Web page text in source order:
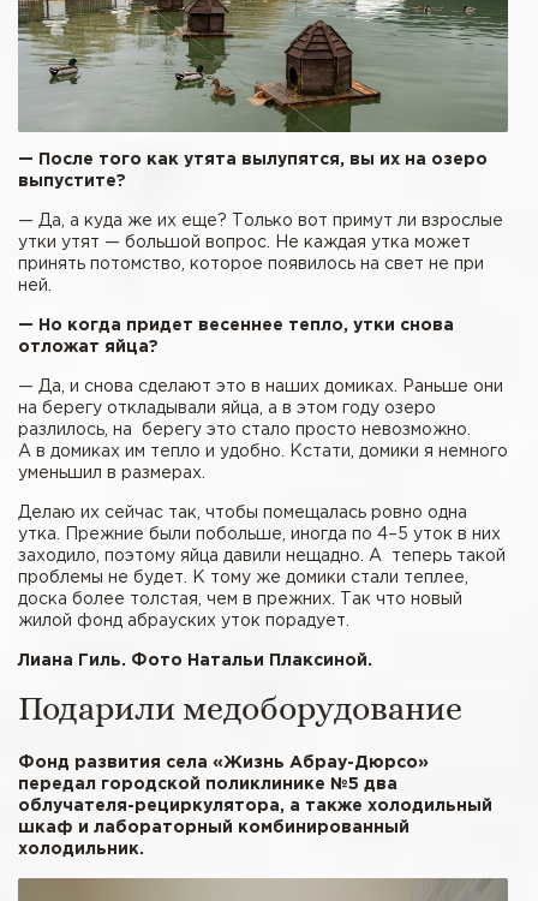
— После того как утята вылупятся, вы их на озеро
выпустите?
— Да, а куда же их еще? Только вот примут ли взрослые
утки утят — большой вопрос. Не каждая утка может
принять потомство, которое появилось на свет не при
ней.
— Но когда придет весеннее тепло, утки снова
отложат яйца?
— Да, и снова сделают это в наших домиках. Раньше они
на берегу откладывали яйца, а в этом году озеро
разлилось, на берегу это стало просто невозможно.
А в домиках им тепло и удобно. Кстати, домики я немного
уменьшил в размерах.
Делаю их сейчас так, чтобы помещалась ровно одна
утка. Прежние были побольше, иногда по 4–5 уток в них
заходило, поэтому яйца давили нещадно. А теперь такой
проблемы не будет. К тому же домики стали теплее,
доска более толстая, чем в прежних. Так что новый
жилой фонд абрауских уток порадует.
Лиана Гиль. Фото Натальи Плаксиной.
Подарили медоборудование
Фонд развития села «Жизнь Абрау-Дюрсо»
передал городской поликлинике №5 два
облучателя-рециркулятора, а также холодильный
шкаф и лабораторный комбинированный
холодильник.